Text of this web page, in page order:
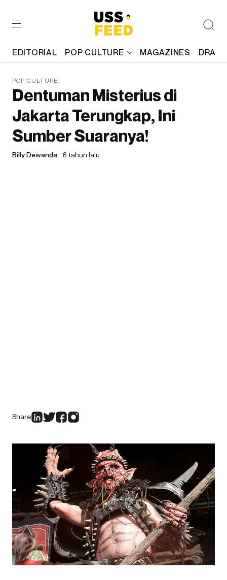
EDITORIAL POP CULTURE MAGAZINES
POP CULTURE
Dentuman Misterius di
Jakarta Terungkap, Ini
Sumber Suaranya!
Billy Dewanda 6 tahun lalu
Share